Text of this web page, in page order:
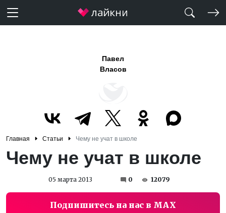
Павел
Власов
Главная Статьи Чему не учат в школе
Чему не учат в школе
05 марта 2013 0 12079
Подпишитесь на нас в MAX